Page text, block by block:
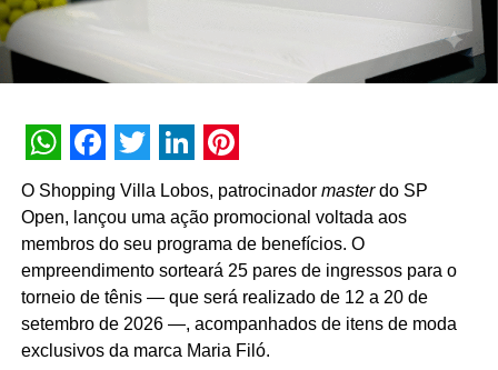
marca em todo o território nacional. Para concorrer aos
comprovantes fiscais pelo site oficial ou via WhatsApp.
distribuição de R$ 10 mil toda semana e o sorteio final de
fosse muito mais do que um incentivo de compra. Ela
precisava reforçar os atributos da marca, gerar conversa e
manter o Café Evolutto presente na rotina das pessoas. A
combinação entre mecânica simples, premiações
atrativas, comunicação integrada e a chegada do Edu
Guedes nos permite manter a marca presente na rotina
do consumidor durante todo o período da campanha”,
WhatsApp
Facebook
Twitter
LinkedIn
Pinterest
O Shopping Villa Lobos, patrocinador masterdo SP
Open, lançou uma ação promocional voltada aos
membros do seu programa de benefícios. O
empreendimento sorteará 25 pares de ingressos para o
torneio de tênis — que será realizado de 12 a 20 de
setembro de 2026 —, acompanhados de itens de moda
exclusivos da marca Maria Filó.